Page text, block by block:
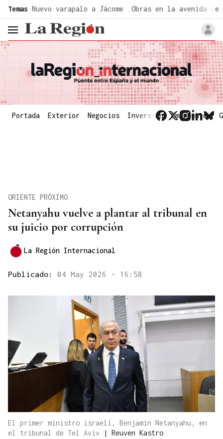
Temas Nuevo varapalo a Jácome Obras en la avenida de
header.menu.open
Portada Exterior Negocios Inversión Emergentes
Netanyahu vuelve a plantar al tribunal en
su juicio por corrupción
ORIENTE PRÓXIMO
La Región Internacional
Publicado: 04 May 2026 - 16:58
El primer ministro israelí, Benjamin Netanyahu, en
el tribunal de Tel Aviv
| Reuven Kastro